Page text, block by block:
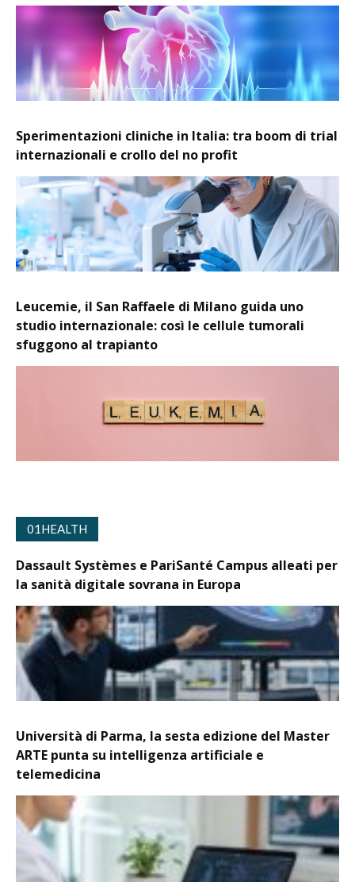
Sperimentazioni cliniche in Italia: tra boom di trial
internazionali e crollo del no profit
Leucemie, il San Raffaele di Milano guida uno
studio internazionale: così le cellule tumorali
sfuggono al trapianto
01HEALTH
Dassault Systèmes e PariSanté Campus alleati per
la sanità digitale sovrana in Europa
Università di Parma, la sesta edizione del Master
ARTE punta su intelligenza artificiale e
telemedicina